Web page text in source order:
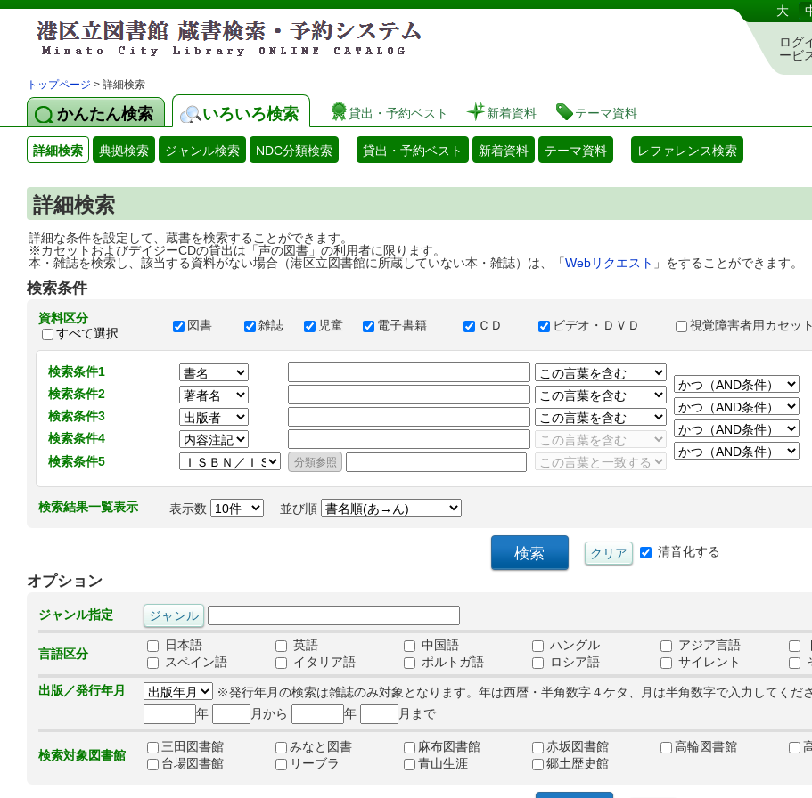
港区立図書館 蔵書検索・予約システム 大
ログ
ービ
トップページ > 詳細検索
かんたん検索 いろいろ検索 貸出・予約ベスト 新着資料 テーマ資料
詳細検索 典拠検索 ジャンル検索 NDC分類検索 貸出・予約ベスト 新着資料 テーマ資料 レファレンス検索
詳細検索
詳細な条件を設定して、蔵書を検索することができます。
※カセットおよびデイジーCDの貸出は「声の図書」の利用者に限ります。
本・雑誌を検索し、該当する資料がない場合（港区立図書館に所蔵していない本・雑誌）は、「Webリクエスト 」をすることができます。
検索条件
資料区分
すべて選択
図書 雑誌 児童 電子書籍 ＣＤ ビデオ・ＤＶＤ 視覚障害者用カセ
検索条件1
検索条件2
検索条件3
検索条件4
検索条件5
検索結果一覧表示 表示数 並び順
清音化する
オプション
ジャンル指定
言語区分
日本語 英語 中国語 ハングル アジア言語
スペイン語
イタリア語 ポルトガ語 ロシア語 サイレント
出版／発行年月
※発行年月の検索は雑誌のみ対象となります。年は西暦・半角数字４ケタ、月は半角数字で入力してくださ
年
月から 年 月まで
検索対象図書館
三田図書館 みなと図書 麻布図書館 赤坂図書館 高輪図書館
台場図書館
リーブラ 青山生涯 郷土歴史館